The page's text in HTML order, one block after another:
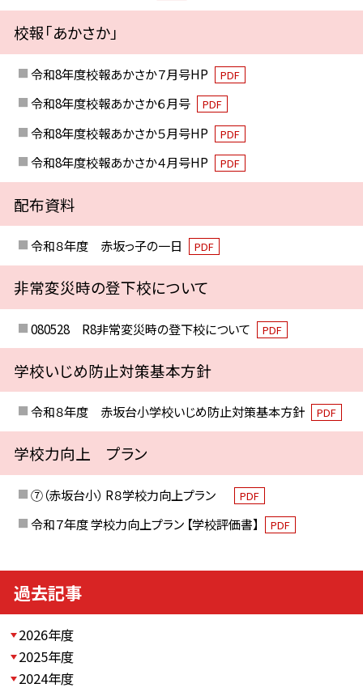
校報「あかさか」
令和8年度校報あかさか７月号HP PDF
令和8年度校報あかさか６月号 PDF
令和8年度校報あかさか５月号HP PDF
令和8年度校報あかさか４月号HP PDF
配布資料
令和８年度 赤坂っ子の一日 PDF
非常変災時の登下校について
080528 R8非常変災時の登下校について PDF
学校いじめ防止対策基本方針
令和８年度 赤坂台小学校いじめ防止対策基本方針 PDF
学校力向上 プラン
⑦（赤坂台小） R８学校力向上プラン PDF
令和７年度 学校力向上プラン 【学校評価書】 PDF
過去記事
2026年度
2025年度
2024年度